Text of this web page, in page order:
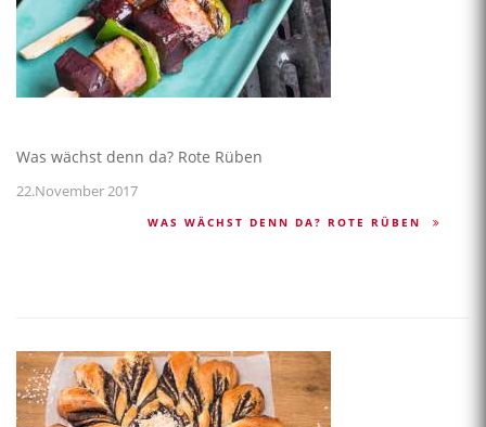
Was wächst denn da? Rote Rüben
22.November 2017
WAS WÄCHST DENN DA? ROTE RÜBEN